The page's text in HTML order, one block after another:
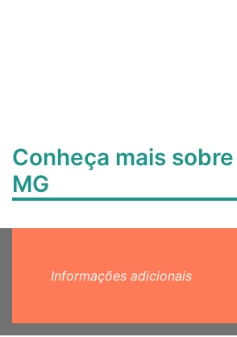
Conheça mais sobre
MG
Informações adicionais